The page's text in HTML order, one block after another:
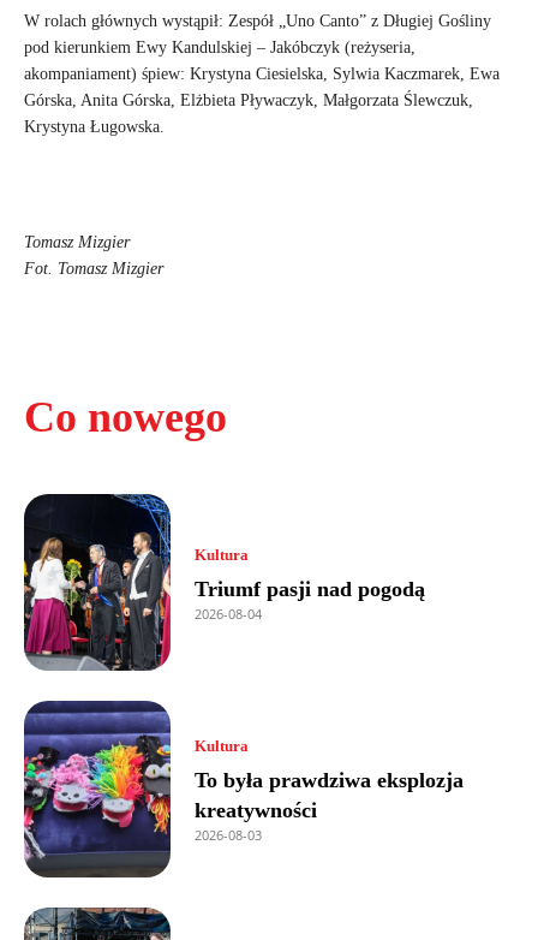
Co nowego
Kultura
Triumf pasji nad pogodą
2026-08-04
Kultura
To była prawdziwa eksplozja
kreatywności
2026-08-03
W rolach głównych wystąpił: Zespół „Uno Canto” z Długiej Gośliny
pod kierunkiem Ewy Kandulskiej – Jakóbczyk (reżyseria,
akompaniament) śpiew: Krystyna Ciesielska, Sylwia Kaczmarek, Ewa
Górska, Anita Górska, Elżbieta Pływaczyk, Małgorzata Ślewczuk,
Krystyna Ługowska.
Tomasz Mizgier
Fot. Tomasz Mizgier